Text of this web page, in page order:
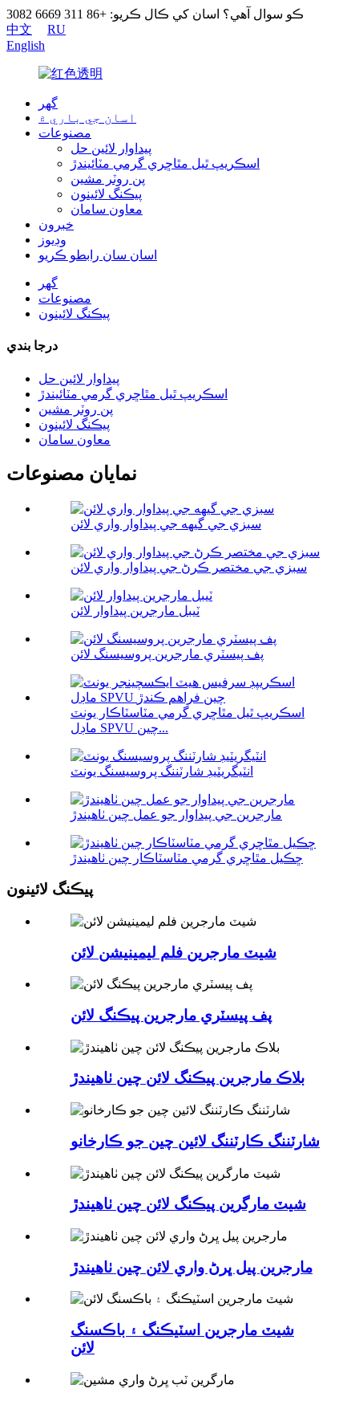
ڪو سوال آهي؟ اسان کي ڪال ڪريو: +86 311 6669 3082
中文
RU
English
گھر
اسان جي باري ۾
مصنوعات
پيداوار لائين حل
اسڪريپ ٿيل مٿاڇري گرمي مٽائيندڙ
پن روٽر مشين
پيڪنگ لائينون
معاون سامان
خبرون
وڊيوز
اسان سان رابطو ڪريو
گھر
مصنوعات
پيڪنگ لائينون
درجا بندي
پيداوار لائين حل
اسڪريپ ٿيل مٿاڇري گرمي مٽائيندڙ
پن روٽر مشين
پيڪنگ لائينون
معاون سامان
نمايان مصنوعات
سبزي جي گيهه جي پيداوار واري لائن
سبزي جي مختصر ڪرڻ جي پيداوار واري لائن
ٽيبل مارجرين پيداوار لائن
پف پيسٽري مارجرين پروسيسنگ لائن
اسڪريپ ٿيل مٿاڇري گرمي مٽاسٽاڪار يونٽ
ماڊل SPVU چين...
انٽيگريٽيڊ شارٽننگ پروسيسنگ يونٽ
مارجرين جي پيداوار جو عمل چين ٺاهيندڙ
ڇڪيل مٿاڇري گرمي مٽاسٽاڪار چين ٺاهيندڙ
پيڪنگ لائينون
شيٽ مارجرين فلم ليمينيشن لائن
پف پيسٽري مارجرين پيڪنگ لائن
بلاڪ مارجرين پيڪنگ لائن چين ٺاهيندڙ
شارٽننگ ڪارٽننگ لائين چين جو ڪارخانو
شيٽ مارگرين پيڪنگ لائن چين ٺاهيندڙ
مارجرين پيل ڀرڻ واري لائن چين ٺاهيندڙ
شيٽ مارجرين اسٽيڪنگ ۽ باڪسنگ
لائن